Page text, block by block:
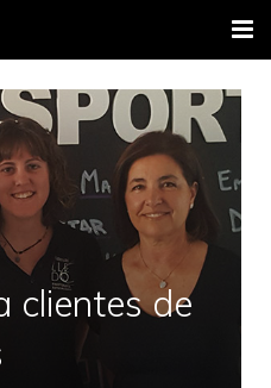
clientes de